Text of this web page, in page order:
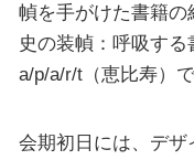
幀を手がけた書籍の
史の装幀：呼吸す
a/p/a/r/t（恵比寿）
会期初日には、デ